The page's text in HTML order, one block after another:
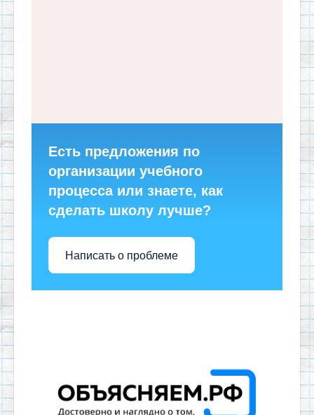
Есть предложения по
организации учебного
процесса или знаете, как
сделать школу лучше?
Написать о проблеме